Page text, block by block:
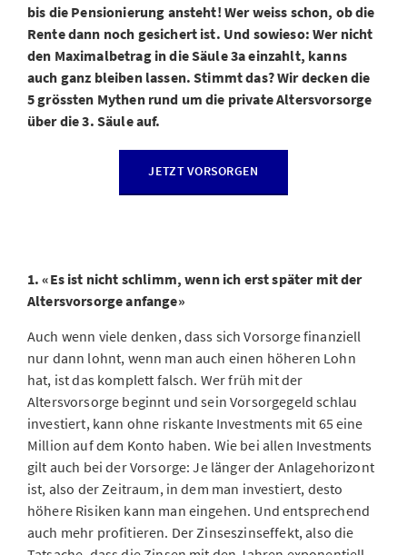
bis die Pensionierung ansteht! Wer weiss schon, ob die
Rente dann noch gesichert ist. Und sowieso: Wer nicht
den Maximalbetrag in die Säule 3a einzahlt, kanns
auch ganz bleiben lassen. Stimmt das? Wir decken die
5 grössten Mythen rund um die private Altersvorsorge
über die 3. Säule auf.
JETZT VORSORGEN
1. «Es ist nicht schlimm, wenn ich erst später mit der
Altersvorsorge anfange»
Auch wenn viele denken, dass sich Vorsorge finanziell
nur dann lohnt, wenn man auch einen höheren Lohn
hat, ist das komplett falsch. Wer früh mit der
Altersvorsorge beginnt und sein Vorsorgegeld schlau
investiert, kann ohne riskante Investments mit 65 eine
Million auf dem Konto haben. Wie bei allen Investments
gilt auch bei der Vorsorge: Je länger der Anlagehorizont
ist, also der Zeitraum, in dem man investiert, desto
höhere Risiken kann man eingehen. Und entsprechend
auch mehr profitieren. Der Zinseszinseffekt, also die